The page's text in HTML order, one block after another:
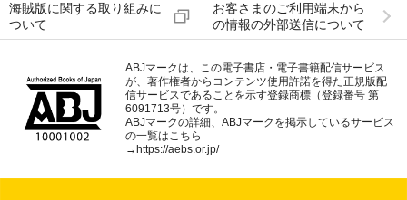
海賊版に関する取り組みに
ついて
お客さまのご利用端末から
の情報の外部送信について
ABJマークは、この電子書店・電子書籍配信サービス
が、著作権者からコンテンツ使用許諾を得た正規版配
信サービスであることを示す登録商標（登録番号 第
6091713号）です。
ABJマークの詳細、ABJマークを掲示しているサービス
の一覧はこちら
→ https://aebs.or.jp/